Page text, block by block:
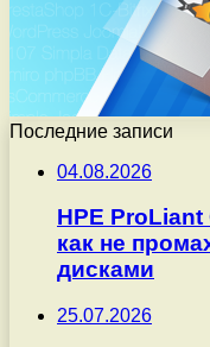
Последние записи
04.08.2026
HPE
как не
дисками
25.07.2026